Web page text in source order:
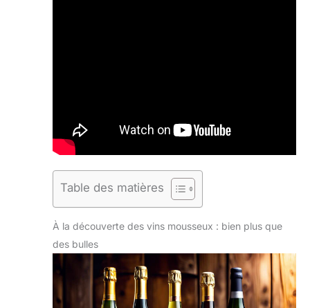
Table des matières
À la découverte des vins mousseux : bien plus que
des bulles